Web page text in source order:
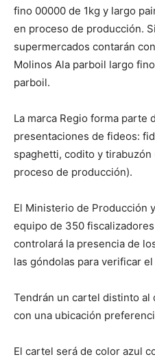
fino 00000 de 1kg y largo
en proceso de producción.
supermercados contarán
Molinos Ala parboil largo
parboil.
La marca Regio forma parte
presentaciones de fideos:
spaghetti, codito y
proceso de producción).
El Ministerio de Producción
equipo de 350
controlará la presencia de
las góndolas para verificar
Tendrán un cartel distinto
con una ubicación
El cartel será de color azul